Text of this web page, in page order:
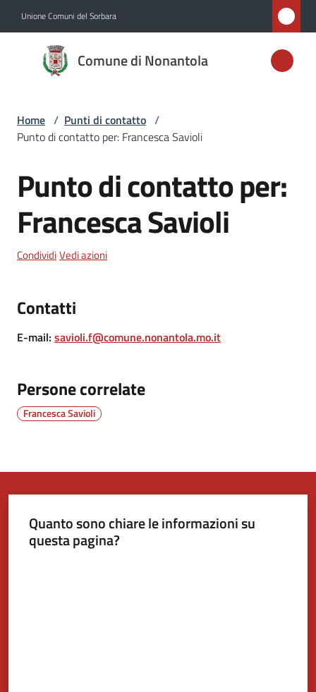
Unione Comuni del Sorbara
Comune di Nonantola
Comune di
Nonantola
Amministrazione
Nonantola
argomenti...
Home / Punti di contatto /
Punto di contatto per: Francesca Savioli
Salta al contenuto
Punto di contatto per:
Francesca Savioli
CondividiVedi azioni
Contatti
E-mail: savioli.f@comune.nonantola.mo.it
Persone correlate
Francesca Savioli
Quanto sono chiare le informazioni su
questa pagina?